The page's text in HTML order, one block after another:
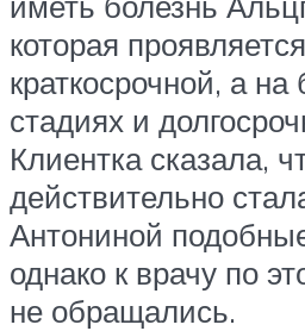
которая
краткосрочной, а
стадиях и
Клиентка сказала,
действительно
Антониной
однако к врачу по
не обращались.